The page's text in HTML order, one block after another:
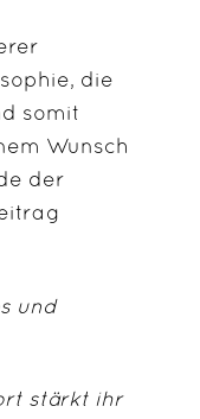
die
somit
Wunsch
der
und
stärkt ihr